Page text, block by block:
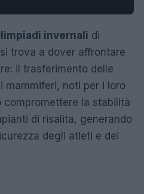
invernali di
trova a dover affrontare
il trasferimento delle
mammiferi, noti per i loro
la stabilità
di risalita, generando
degli atleti e dei